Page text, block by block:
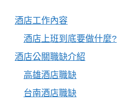
酒店工作內容
酒店上班到底要做什麼?
酒店公關職缺介紹
高雄酒店職缺
台南酒店職缺